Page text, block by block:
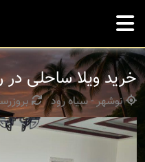
خرید ویلا ساحلی در
نوشهر - سیاه رود بروزرسانی :